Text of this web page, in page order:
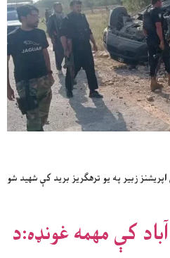
زبیر په یو ترهګریز برید کې شهید شو